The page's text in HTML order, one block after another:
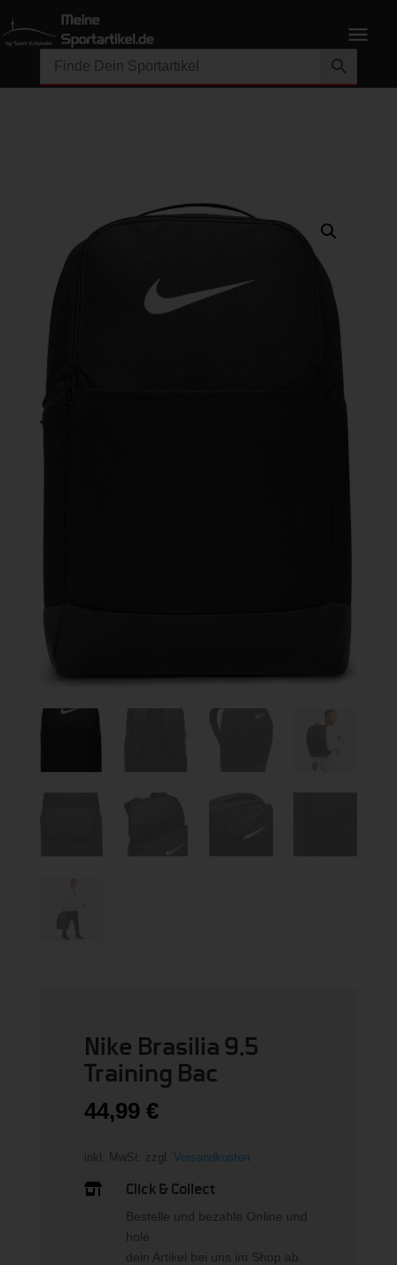
Nike Brasilia 9.5
Training Bac
44,99 €
inkl. MwSt. zzgl. Versandkosten
 Click & Collect
Bestelle und bezahle Online und
hole
dein Artikel bei uns im Shop ab.